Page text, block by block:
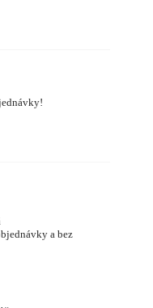
a bez